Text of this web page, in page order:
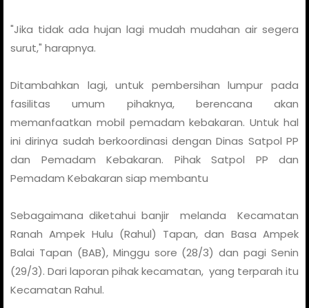
"Jika tidak ada hujan lagi mudah mudahan air segera
surut," harapnya.
Ditambahkan lagi, untuk pembersihan lumpur pada
fasilitas umum pihaknya, berencana akan
memanfaatkan mobil pemadam kebakaran. Untuk hal
ini dirinya sudah berkoordinasi dengan Dinas Satpol PP
dan Pemadam Kebakaran. Pihak Satpol PP dan
Pemadam Kebakaran siap membantu
Sebagaimana diketahui banjir melanda Kecamatan
Ranah Ampek Hulu (Rahul) Tapan, dan Basa Ampek
Balai Tapan (BAB), Minggu sore (28/3) dan pagi Senin
(29/3). Dari laporan pihak kecamatan, yang terparah itu
Kecamatan Rahul.